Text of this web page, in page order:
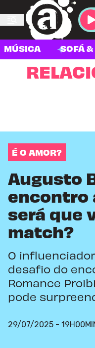
MÚSICA SOFÁ
É O AMOR?
Augusto
encontro
será que
match?
O
desafio do
Romance
pode
29/07/2025 -